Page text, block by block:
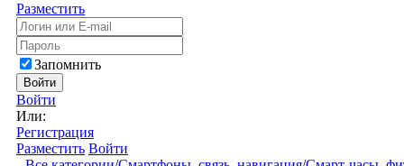
Разместить
Запомнить
Войти
Войти
Или:
Регистрация
Разместить Войти